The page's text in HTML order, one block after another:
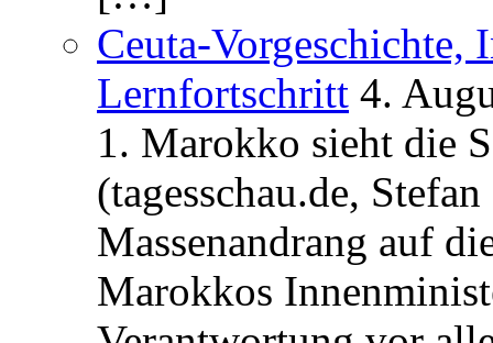
Ceuta-Vorgeschichte,
Lernfortschritt 4.
1. Marokko sieht die
(tagesschau.de,
Massenandrang auf
Marokkos